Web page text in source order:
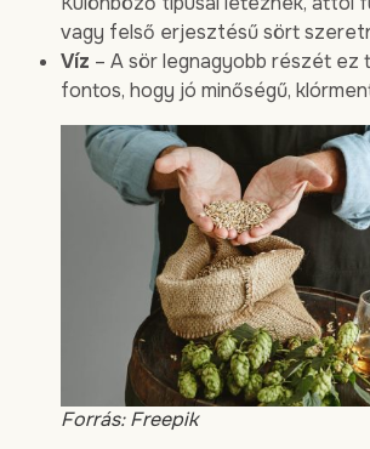
vagy felső erjesztésű sört
Víz – A sör legnagyobb részét ez
fontos, hogy jó minőségű,
Forrás: Freepik